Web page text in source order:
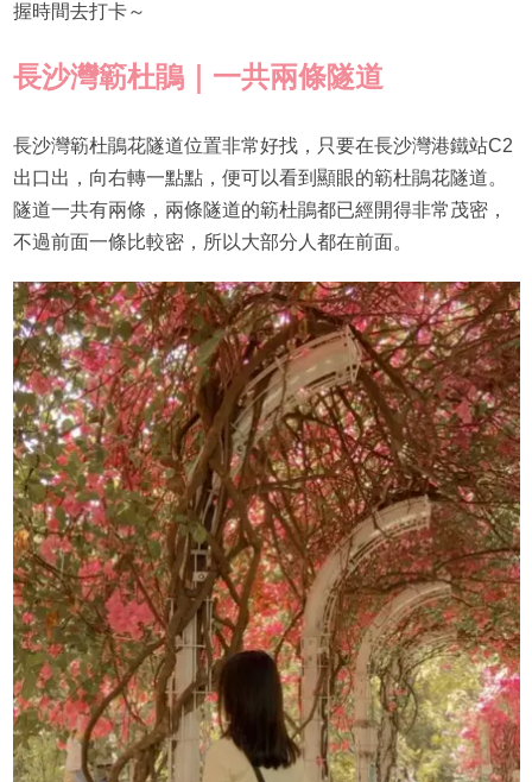
握時間去打卡～
長沙灣簕杜鵑｜一共兩條隧道
長沙灣簕杜鵑花隧道位置非常好找，只要在長沙灣港鐵站C2
出口出，向右轉一點點，便可以看到顯眼的簕杜鵑花隧道。
隧道一共有兩條，兩條隧道的簕杜鵑都已經開得非常茂密，
不過前面一條比較密，所以大部分人都在前面。